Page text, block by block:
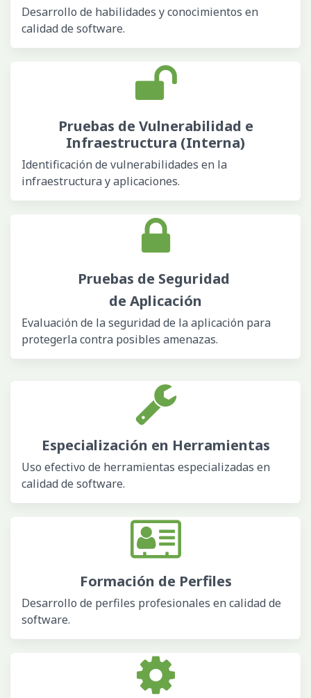
Desarrollo de habilidades y conocimientos en
calidad de software.
Pruebas de Vulnerabilidad e
Infraestructura (Interna)
Identificación de vulnerabilidades en la
infraestructura y aplicaciones.
Pruebas de Seguridad
de Aplicación
Evaluación de la seguridad de la aplicación para
protegerla contra posibles amenazas.
Especialización en Herramientas
Uso efectivo de herramientas especializadas en
calidad de software.
Formación de Perfiles
Desarrollo de perfiles profesionales en calidad de
software.